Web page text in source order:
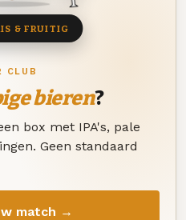
CLUB
bieren?
box met IPA's, pale
Geen standaard
match →
& FRUITIG